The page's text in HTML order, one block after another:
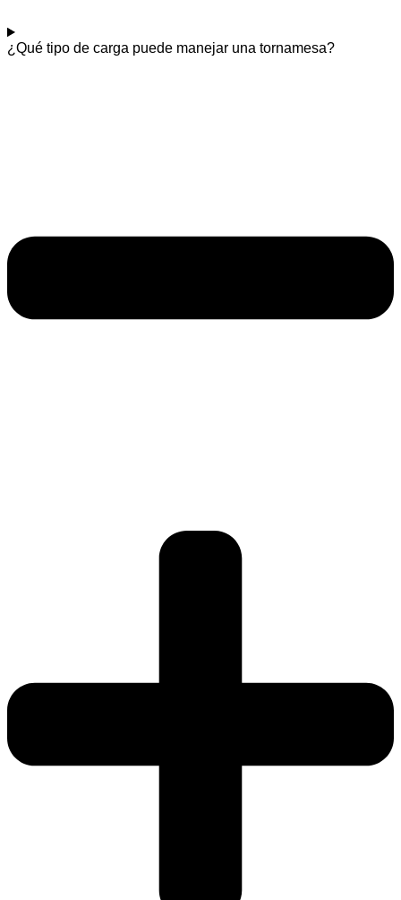
¿Qué tipo de carga puede manejar una tornamesa?